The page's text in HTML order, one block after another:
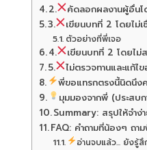
2.
คัดลอกผลงานผู้อื่น
3.
เขียนบทที่ 2 โดยไม่
ตัวอย่างที่พี่เจอ
4.
เขียนบทที่ 2 โดยไม่
5.
ไม่ตรวจทานและแก้ไ
พี่ขอแทรกตรงนี้นิดนึง
มุมมองจากพี่ (ประสบ
Summary: สรุปให้จำง่
FAQ: คำถามที่น้องๆ ถา
อ่านจบแล้ว... ยังรู้